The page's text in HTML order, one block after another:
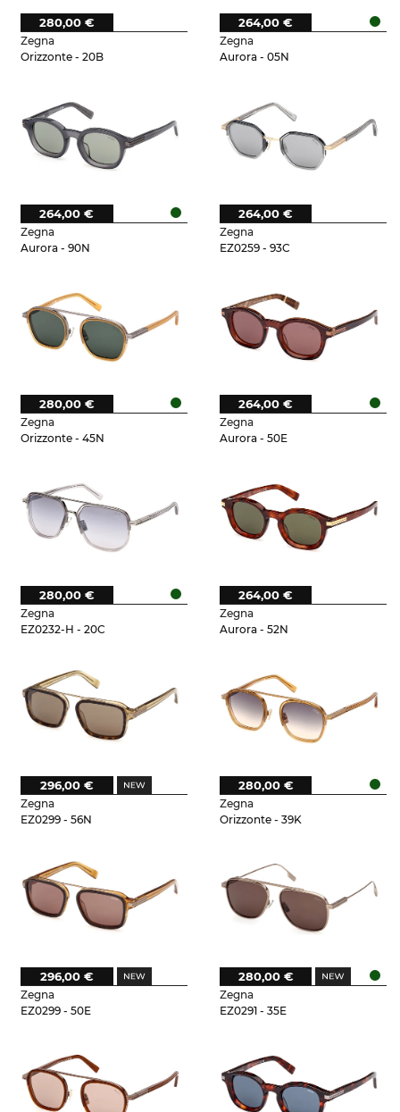
Zegna
Orizzonte - 20B
280,00 €
Zegna
Aurora - 05N
264,00 €
Zegna
Aurora - 90N
264,00 €
Zegna
EZ0259 - 93C
264,00 €
Zegna
Orizzonte - 45N
280,00 €
Zegna
Aurora - 50E
264,00 €
Zegna
EZ0232-H - 20C
280,00 €
Zegna
Aurora - 52N
264,00 €
Zegna
EZ0299 - 56N
296,00 €
Zegna
Orizzonte - 39K
280,00 €
Zegna
EZ0299 - 50E
296,00 €
Zegna
EZ0291 - 35E
280,00 €